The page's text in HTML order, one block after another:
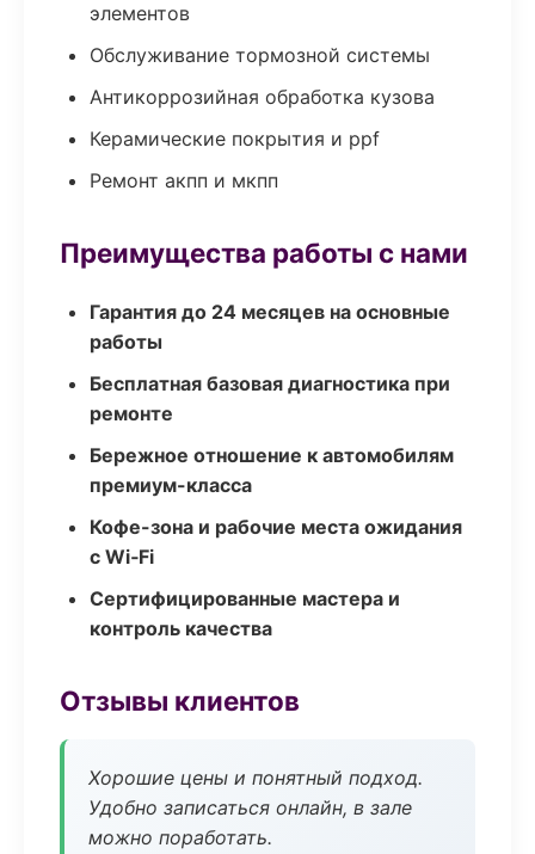
элементов
Обслуживание тормозной системы
Антикоррозийная обработка кузова
Керамические покрытия и ppf
Ремонт акпп и мкпп
Преимущества работы с нами
Гарантия до 24 месяцев на основные
работы
Бесплатная базовая диагностика при
ремонте
Бережное отношение к автомобилям
премиум-класса
Кофе-зона и рабочие места ожидания
с Wi‑Fi
Сертифицированные мастера и
контроль качества
Отзывы клиентов
Хорошие цены и понятный подход.
Удобно записаться онлайн, в зале
можно поработать.